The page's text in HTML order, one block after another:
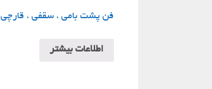
فن پشت بامی ، سقفی ، قارچی
اطلاعات بیشتر